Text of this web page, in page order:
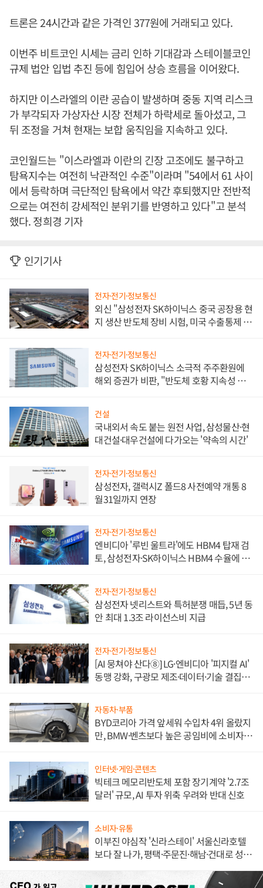
트론은 24시간과 같은 가격인 377원에 거래되고 있다.
이번주 비트코인 시세는 금리 인하 기대감과 스테이블코인
규제 법안 입법 추진 등에 힘입어 상승 흐름을 이어왔다.
하지만 이스라엘의 이란 공습이 발생하며 중동 지역 리스크
가 부각되자 가상자산 시장 전체가 하락세로 돌아섰고, 그
뒤 조정을 거쳐 현재는 보합 움직임을 지속하고 있다.
코인월드는 "이스라엘과 이란의 긴장 고조에도 불구하고
탐욕지수는 여전히 낙관적인 수준"이라며 "54에서 61 사이
에서 등락하며 극단적인 탐욕에서 약간 후퇴했지만 전반적
으로는 여전히 강세적인 분위기를 반영하고 있다"고 분석
했다. 정희경 기자
인기기사
전자·전기·정보통신
외신 "삼성전자 SK하이닉스 중국 공장용 현
지 생산 반도체 장비 시험, 미국 수출통제 대
전자·전기·정보통신
삼성전자 SK하이닉스 소극적 주주환원에
해외 증권가 비판, "반도체 호황 지속성 의
건설
국내외서 속도 붙는 원전 사업, 삼성물산·현
대건설·대우건설에 다가오는 '약속의 시간'
전자·전기·정보통신
삼성전자, 갤럭시Z 폴드8 사전예약 개통 8
월31일까지 연장
전자·전기·정보통신
엔비디아 '루빈 울트라'에도 HBM4 탑재 검
토, 삼성전자·SK하이닉스 HBM4 수율에 주
전자·전기·정보통신
삼성전자 넷리스트와 특허분쟁 매듭, 5년 동
안 최대 1.3조 라이선스비 지급
전자·전기·정보통신
[AI 뭉쳐야 산다⑧] LG·엔비디아 '피지컬 AI'
동맹 강화, 구광모 제조·데이터·기술 결집
자동차·부품
BYD코리아 가격 앞세워 수입차 4위 올랐지
만, BMW·벤츠보다 높은 공임비에 소비자
인터넷·게임·콘텐츠
빅테크 메모리반도체 포함 장기계약 '2.7조
달러' 규모, AI 투자 위축 우려와 반대 신호
소비자·유통
이부진 야심작 '신라스테이' 서울신라호텔
보다 잘 나가, 평택·주문진·해남·건대로 성